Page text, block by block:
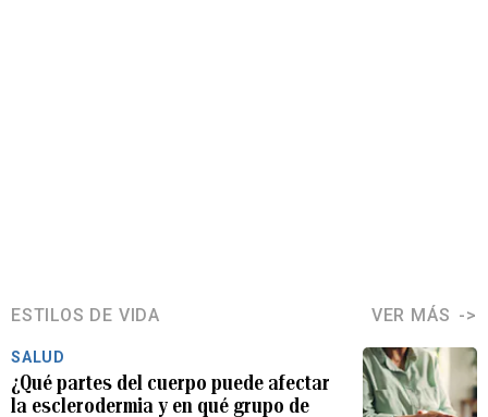
ESTILOS DE VIDA VER MÁS
SALUD
¿Qué partes del cuerpo puede afectar
la esclerodermia y en qué grupo de